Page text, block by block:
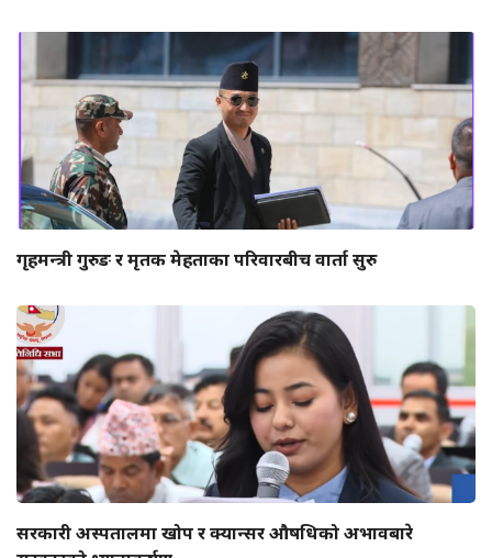
गृहमन्त्री गुरुङ र मृतक मेहताका परिवारबीच वार्ता सुरु
सरकारी अस्पतालमा खोप र क्यान्सर औषधिको अभावबारे